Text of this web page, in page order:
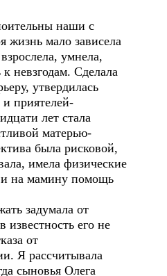
наши с
жизнь мало зависела
умнела,
к невзгодам. Сделала
утвердилась
и приятелей-
лет стала
матерью-
была рисковой,
имела физические
на мамину помощь
задумала от
его не
от
Я рассчитывала
сыновья Олега